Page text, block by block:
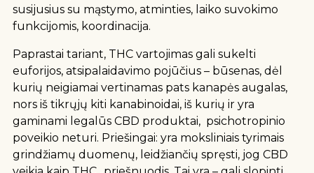
susijusius su mąstymo, atminties, laiko suvokimo
funkcijomis, koordinacija.
Paprastai tariant, THC vartojimas gali sukelti
euforijos, atsipalaidavimo pojūčius – būsenas, dėl
kurių neigiamai vertinamas pats kanapės augalas,
nors iš tikrųjų kiti kanabinoidai, iš kurių ir yra
gaminami legalūs CBD produktai, psichotropinio
poveikio neturi. Priešingai: yra moksliniais tyrimais
grindžiamų duomenų, leidžiančių spręsti, jog CBD